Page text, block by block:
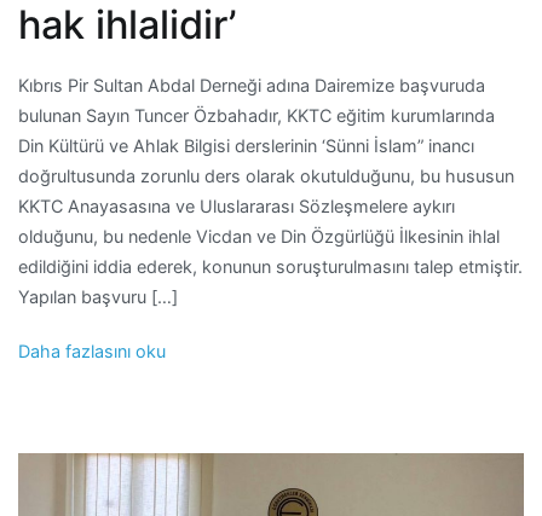
hak ihlalidir’
Kıbrıs Pir Sultan Abdal Derneği adına Dairemize başvuruda
bulunan Sayın Tuncer Özbahadır, KKTC eğitim kurumlarında
Din Kültürü ve Ahlak Bilgisi derslerinin ‘Sünni İslam” inancı
doğrultusunda zorunlu ders olarak okutulduğunu, bu hususun
KKTC Anayasasına ve Uluslararası Sözleşmelere aykırı
olduğunu, bu nedenle Vicdan ve Din Özgürlüğü İlkesinin ihlal
edildiğini iddia ederek, konunun soruşturulmasını talep etmiştir.
Yapılan başvuru […]
Daha fazlasını oku